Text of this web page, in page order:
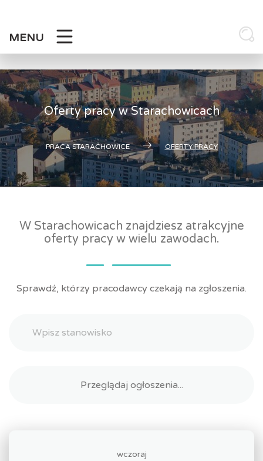
MENU
Oferty pracy w Starachowicach
PRACA STARACHOWICE OFERTY PRACY
W Starachowicach znajdziesz atrakcyjne
oferty pracy w wielu zawodach.
Sprawdź, którzy pracodawcy czekają na zgłoszenia.
wczoraj